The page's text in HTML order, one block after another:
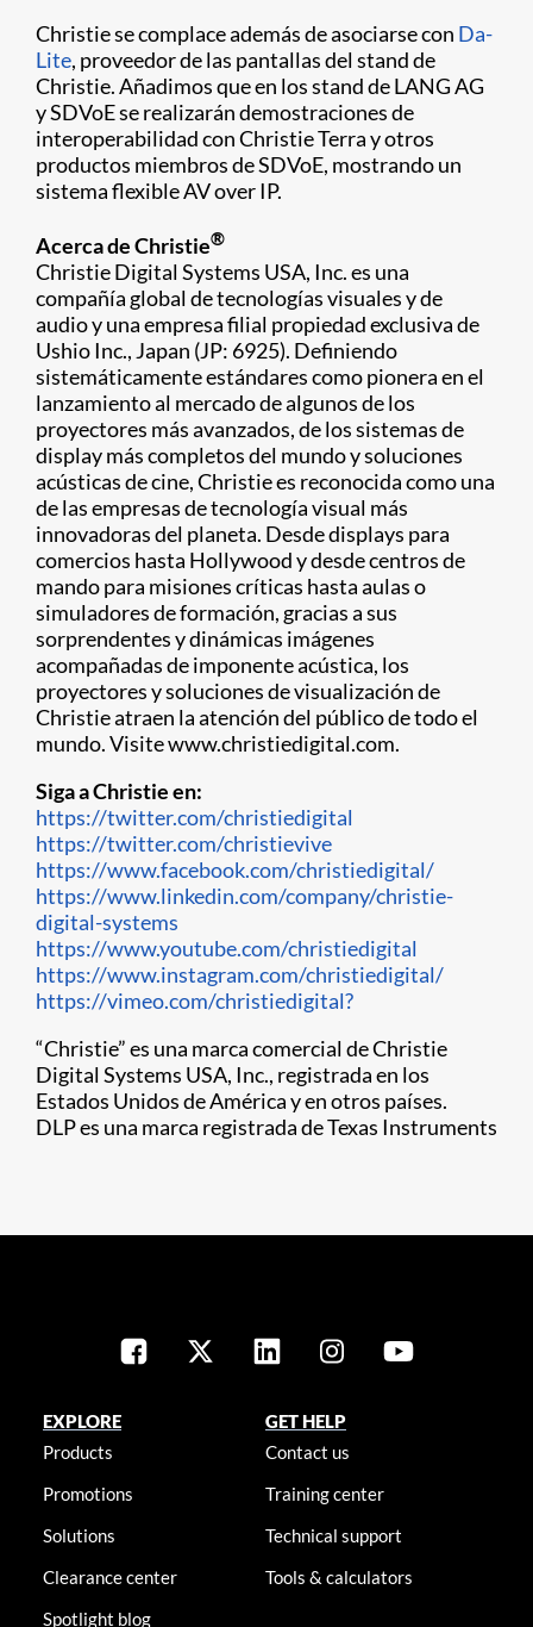
Christie se complace además de asociarse con Da-
Lite​, proveedor de las pantallas del stand de
Christie. Añadimos que en los stand de LANG AG
y SDVoE se realizarán demostraciones de
interoperabilidad con Christie Terra y otros
productos miembros de SDVoE, mostrando un
sistema flexible AV over IP.
Acerca de Christie®
Christie Digital Systems USA, Inc. es una
compañía global de tecnologías visuales y de
audio y una empresa filial propiedad exclusiva de
Ushio Inc., Japan (JP: 6925). Definiendo
sistemáticamente estándares como pionera en el
lanzamiento al mercado de algunos de los
proyectores más avanzados, de los sistemas de
display más completos del mundo y soluciones
acústicas de cine, Christie es reconocida como una
de las empresas de tecnología visual más
innovadoras del planeta. Desde displays para
comercios hasta Hollywood y desde centros de
mando para misiones críticas hasta aulas o
simuladores de formación, gracias a sus
sorprendentes y dinámicas imágenes
acompañadas de imponente acústica, los
proyectores y soluciones de visualización de
Christie atraen la atención del público de todo el
mundo. Visite www.christiedigital.com.
Siga a Christie en:
https://twitter.com/christiedigital
https://twitter.com/christievive
https://www.facebook.com/christiedigital/
https://www.linkedin.com/company/christie-
digital-systems
https://www.youtube.com/christiedigital
https://www.instagram.com/christiedigital/
https://vimeo.com/christiedigital?
“Christie” es una marca comercial de Christie
Digital Systems USA, Inc., registrada en los
Estados Unidos de América y en otros países.
DLP es una marca registrada de Texas Instruments
EXPLORE
Products
Promotions
Solutions
Clearance center
Spotlight blog
GET HELP
Contact us
Training center
Technical support
Tools & calculators